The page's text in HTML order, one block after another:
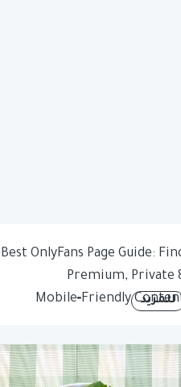
Best OnlyFans Page Guide:
Premium, Private
Mobile‑Friendly للمزيد